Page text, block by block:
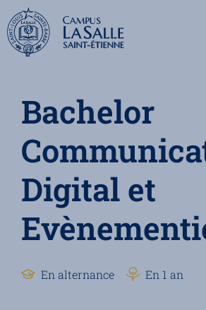
Bachelor
Digital et
En alternance En 1 an